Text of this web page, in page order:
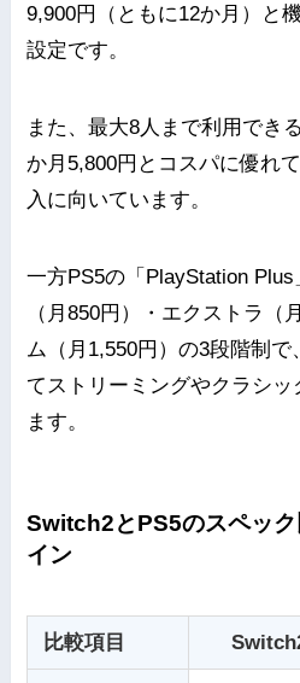
9,900円（ともに12か月）と
設定です。
また、最大8人まで利用でき
か月5,800円とコスパに優れ
入に向いています。
一方PS5の「PlayStation
（月850円）・エクストラ（
ム（月1,550円）の3段階制
てストリーミングやクラシッ
ます。
Switch2とPS5のスペッ
イン
比較項目